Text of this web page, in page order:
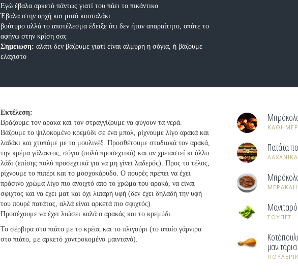
Εγώ έβαλα αρκετό πάντως γιατί του πάει το πικάντικο
Έβαλα στην αρχή και μισό κουταλάκι
βούτυρο αλλά το αποτέλεσμα έδειξε ότι δεν ήταν απαραίτητο, οπότε το
αφήνω στην κρίση σας
Σημειωση:αλάτι δεν βάζουμε γιατί είναι αλμυρη η σόγια, ή βάζουμε
ελάχιστο
Εκτέλεση:
Βράζουμε τον αρακα και τον στραγγίζουμε να φύγουν τα νερά.
Βάζουμε το ψιλοκομένο κρεμύδι σε ένα μπολ, ρίχνουμε λίγο αρακά και
λαδάκι και χτυπάμε με το μουλινέξ. Προσθέτουμε σταδιακά τον αρακά,
την κρέμα γάλακτος, σόγια (πολύ προσεχτικά) και αν χρειαστεί κι άλλο
λάδι (επίσης πολύ προσεχτικά για να μη γίνει λαδερός). Προς το τέλος,
ρίχνουμε το πιπέρι και το μοσχοκάρυδο. Ο πουρές πρέπει να έχει
πράσινο χρώμα λίγο πιο ανοιχτό απο το χρώμα του αρακά, να είναι
σφιχτος και να έχει ματ και όχι λιπαρή υφή (δεν έχει δηλαδή την υφή
του πουρέ πατάτας, αλλά είναι αρκετά πιο σφιχτός)
Προσέχουμε να έχει λιώσει καλά ο αρακάς και το κρεμύδι.
Το σέρβιρα στο πιάτο με το κρέας και το πλιγούρι (το οποίο γάρνιρα
στο πιάτο, με αρκετό χοντροκομένο μαιντανό).
Πατάτα
ΛΑΧΑΝΙΚΑ
Μπρόκολο
ΣΟΥΠΕΣ
μανιτάρια